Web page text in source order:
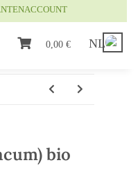
0,00 € NL
bio